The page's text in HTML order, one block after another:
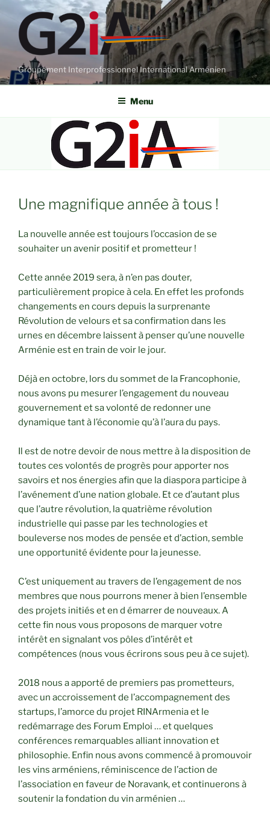
contenu
principal
Groupement Interprofessionnel International Arménien
Menu
Une magnifique année à tous !
La nouvelle année est toujours l’occasion de se
souhaiter un avenir positif et prometteur !
Cette année 2019 sera, à n’en pas douter,
particulièrement propice à cela. En effet les profonds
changements en cours depuis la surprenante
Révolution de velours et sa confirmation dans les
urnes en décembre laissent à penser qu’une nouvelle
Arménie est en train de voir le jour.
Déjà en octobre, lors du sommet de la Francophonie,
nous avons pu mesurer l’engagement du nouveau
gouvernement et sa volonté de redonner une
dynamique tant à l’économie qu’à l’aura du pays.
Il est de notre devoir de nous mettre à la disposition de
toutes ces volontés de progrès pour apporter nos
savoirs et nos énergies afin que la diaspora participe à
l’avénement d’une nation globale. Et ce d’autant plus
que l’autre révolution, la quatrième révolution
industrielle qui passe par les technologies et
bouleverse nos modes de pensée et d’action, semble
une opportunité évidente pour la jeunesse.
C’est uniquement au travers de l’engagement de nos
membres que nous pourrons mener à bien l’ensemble
des projets initiés et en d émarrer de nouveaux. A
cette fin nous vous proposons de marquer votre
intérêt en signalant vos pôles d’intérêt et
compétences (nous vous écrirons sous peu à ce sujet).
2018 nous a apporté de premiers pas prometteurs,
avec un accroissement de l’accompagnement des
startups, l’amorce du projet RINArmenia et le
redémarrage des Forum Emploi … et quelques
conférences remarquables alliant innovation et
philosophie. Enfin nous avons commencé à promouvoir
les vins arméniens, réminiscence de l’action de
l’association en faveur de Noravank, et continuerons à
soutenir la fondation du vin arménien …